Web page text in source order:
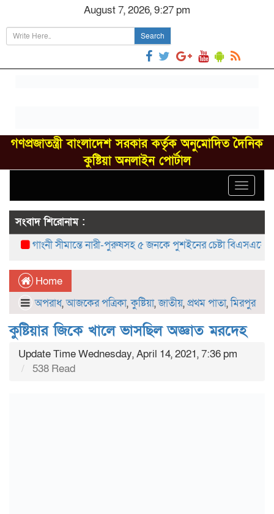
August 7, 2026, 9:27 pm
Search
গণপ্রজাতন্ত্রী বাংলাদেশ সরকার কর্তৃক অনুমোদিত দৈনিক
কুষ্টিয়া অনলাইন পোর্টাল
Toggle
সংবাদ শিরোনাম :
গাংনী সীমান্তে নারী-পুরুষসহ ৫ জনকে পুশইনের চেষ্টা বিএসএফের,
Home
অপরাধ,আজকের পত্রিকা,কুষ্টিয়া,জাতীয়,প্রথম পাতা,মিরপুর
কুষ্টিয়ার জিকে খালে ভাসছিল অজ্ঞাত মরদেহ
Update Time Wednesday, April 14, 2021, 7:36 pm
538 Read